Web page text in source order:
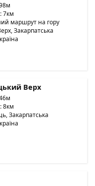
7км
маршрут на гору
Закарпатська
Верх
8км
Закарпатська